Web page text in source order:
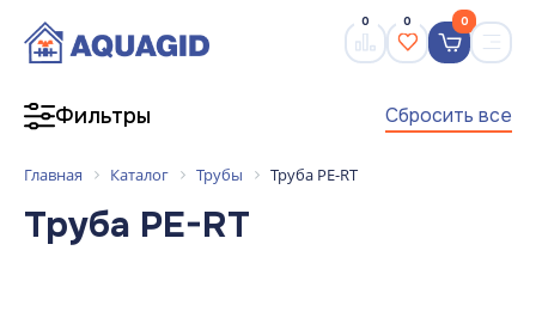
0 0 0
Фильтры Сбросить все
Главная Каталог Трубы Труба PE-RT
Труба PE-RT